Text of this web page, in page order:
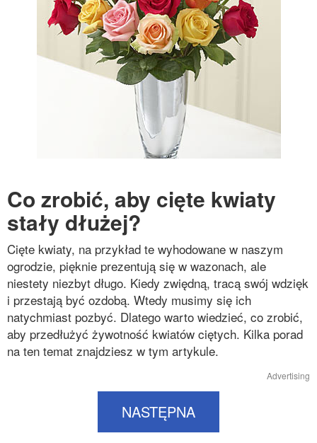
Co zrobić, aby cięte kwiaty
stały dłużej?
Cięte kwiaty, na przykład te wyhodowane w naszym
ogrodzie, pięknie prezentują się w wazonach, ale
niestety niezbyt długo. Kiedy zwiędną, tracą swój wdzięk
i przestają być ozdobą. Wtedy musimy się ich
natychmiast pozbyć. Dlatego warto wiedzieć, co zrobić,
aby przedłużyć żywotność kwiatów ciętych. Kilka porad
na ten temat znajdziesz w tym artykule.
Advertising
NASTĘPNA